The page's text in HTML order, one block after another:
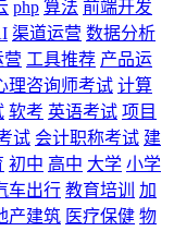
php 算法 前端开发
渠道运营 数据分析
营 工具推荐 产品运
理咨询师考试 计算
软考 英语考试 项目
试 会计职称考试 建
初中 高中 大学 小学
车出行 教育培训
加
产建筑 医疗保健 物